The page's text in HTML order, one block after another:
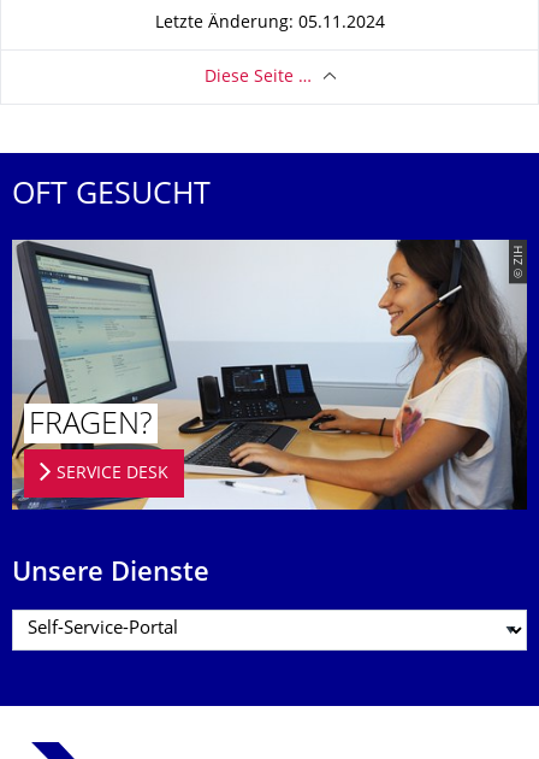
Letzte Änderung: 05.11.2024
Diese Seite …
OFT GESUCHT
© ZIH
FRAGEN?
SERVICE DESK
Unsere Dienste